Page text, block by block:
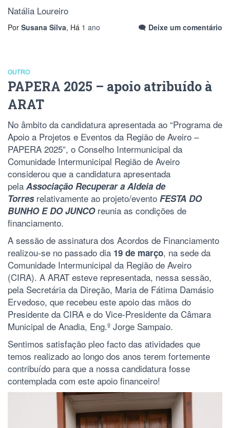
Natália Loureiro
Por Susana Silva, Há 1 ano Deixe um comentário
OUTRO
PAPERA 2025 – apoio atribuído à
ARAT
No âmbito da candidatura apresentada ao “Programa de
Apoio a Projetos e Eventos da Região de Aveiro –
PAPERA 2025”, o Conselho Intermunicipal da
Comunidade Intermunicipal Região de Aveiro
considerou que a candidatura apresentada
pela Associação Recuperar a Aldeia de
Torresrelativamente ao projeto/evento FESTA DO
BUNHO E DO JUNCOreunia as condições de
financiamento.
A sessão de assinatura dos Acordos de Financiamento
realizou-se no passado dia 19 de março, na sede da
Comunidade Intermunicipal da Região de Aveiro
(CIRA). A ARAT esteve representada, nessa sessão,
pela Secretária da Direção, Maria de Fátima Damásio
Ervedoso, que recebeu este apoio das mãos do
Presidente da CIRA e do Vice-Presidente da Câmara
Municipal de Anadia, Eng.º Jorge Sampaio.
Sentimos satisfação pleo facto das atividades que
temos realizado ao longo dos anos terem fortemente
contribuído para que a nossa candidatura fosse
contemplada com este apoio financeiro!